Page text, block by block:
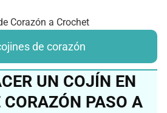
Corazón a Crochet
de corazón
UN COJÍN EN
PASO A